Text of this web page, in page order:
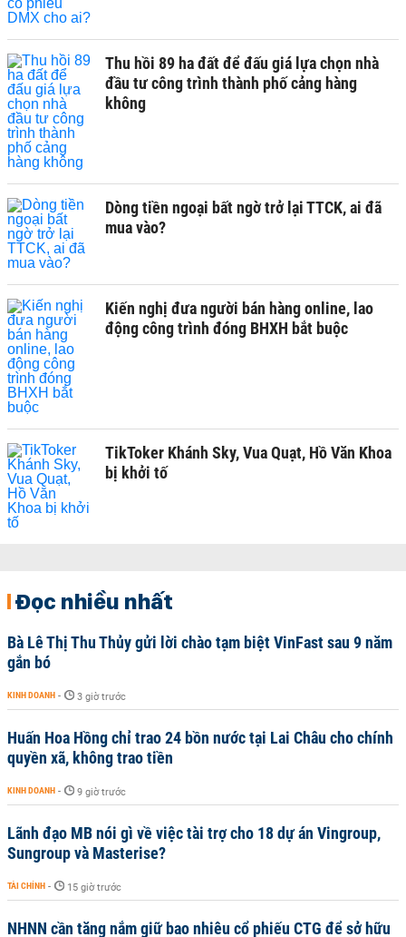
Thu hồi 89 ha đất để đấu giá lựa chọn nhà
đầu tư công trình thành phố cảng hàng
không
Dòng tiền ngoại bất ngờ trở lại TTCK, ai đã
mua vào?
Kiến nghị đưa người bán hàng online, lao
động công trình đóng BHXH bắt buộc
TikToker Khánh Sky, Vua Quạt, Hồ Văn Khoa
bị khởi tố
Đọc nhiều nhất
Bà Lê Thị Thu Thủy gửi lời chào tạm biệt VinFast sau 9 năm
gắn bó
KINH DOANH - 3 giờ trước
Huấn Hoa Hồng chỉ trao 24 bồn nước tại Lai Châu cho chính
quyền xã, không trao tiền
KINH DOANH - 9 giờ trước
Lãnh đạo MB nói gì về việc tài trợ cho 18 dự án Vingroup,
Sungroup và Masterise?
TÀI CHÍNH - 15 giờ trước
NHNN cần tăng nắm giữ bao nhiêu cổ phiếu CTG để sở hữu